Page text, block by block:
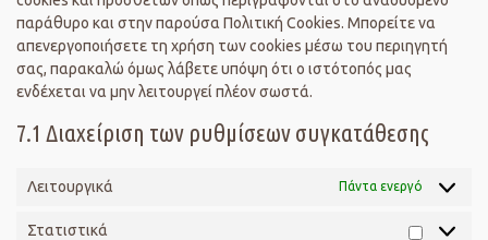
παράθυρο και στην παρούσα Πολιτική Cookies. Μπορείτε να
απενεργοποιήσετε τη χρήση των cookies μέσω του περιηγητή
σας, παρακαλώ όμως λάβετε υπόψη ότι ο ιστότοπός μας
ενδέχεται να μην λειτουργεί πλέον σωστά.
7.1 Διαχείριση των ρυθμίσεων συγκατάθεσης
Λειτουργικά Πάντα ενεργό
Στατιστικά